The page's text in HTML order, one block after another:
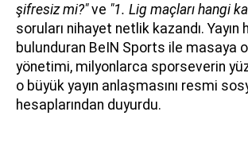
şifresiz mi?"ve "1. Lig maçları hangi
soruları nihayet netlik kazandı. Yayın
bulunduran BeIN Sports ile masaya
yönetimi, milyonlarca sporseverin
o büyük yayın anlaşmasını resmi
hesaplarından duyurdu.